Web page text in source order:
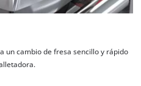
un cambio de fresa sencillo y rápido